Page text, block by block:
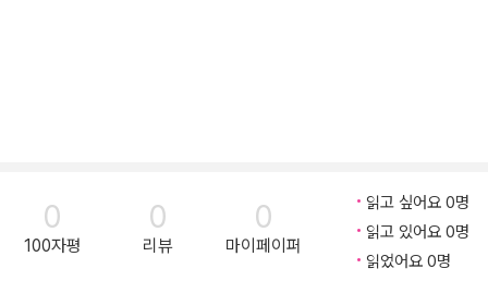
0
100자평
0
리뷰
0
마이페이퍼
읽고 싶어요 0명
읽고 있어요 0명
읽었어요 0명